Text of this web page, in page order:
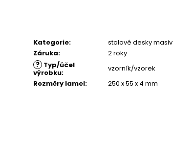
Kategorie:
stolové desky masiv
Záruka: 2 roky
? Typ/účel
výrobku:
vzorník/vzorek
Rozměry lamel: 250 x 55 x 4 mm